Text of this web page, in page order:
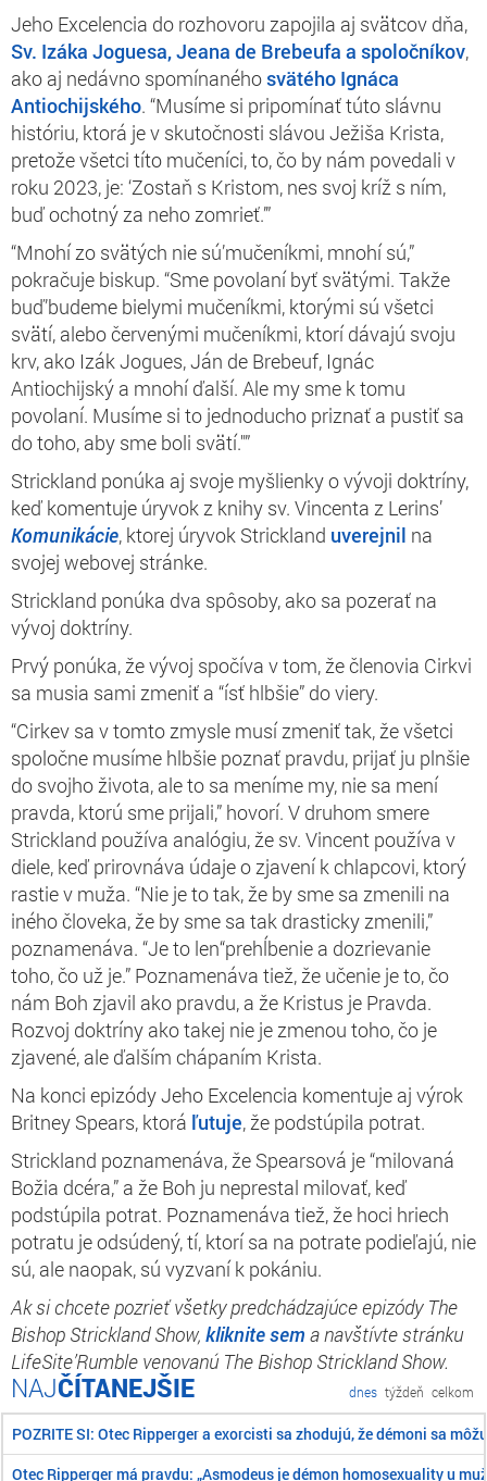
Jeho Excelencia do rozhovoru zapojila aj svätcov dňa,
Sv. Izáka Joguesa, Jeana de Brebeufa a spoločníkov,
ako aj nedávno spomínanéhosvätého Ignáca
Antiochijského. “Musíme si pripomínať túto slávnu
históriu, ktorá je v skutočnosti slávou Ježiša Krista,
pretože všetci títo mučeníci, to, čo by nám povedali v
roku 2023, je: ‘Zostaň s Kristom, nes svoj kríž s ním,
buď ochotný za neho zomrieť.’”
“Mnohí zo svätých nie sú’mučeníkmi, mnohí sú,”
pokračuje biskup. “Sme povolaní byť svätými. Takže
buď’budeme bielymi mučeníkmi, ktorými sú všetci
svätí, alebo červenými mučeníkmi, ktorí dávajú svoju
krv, ako Izák Jogues, Ján de Brebeuf, Ignác
Antiochijský a mnohí ďalší. Ale my sme k tomu
povolaní. Musíme si to jednoducho priznať a pustiť sa
do toho, aby sme boli svätí."”
Strickland ponúka aj svoje myšlienky o vývoji doktríny,
keď komentuje úryvok z knihy sv. Vincenta z Lerins’
Komunikácie, ktorej úryvok Strickland uverejnil na
svojej webovej stránke.
Strickland ponúka dva spôsoby, ako sa pozerať na
vývoj doktríny.
Prvý ponúka, že vývoj spočíva v tom, že členovia Cirkvi
sa musia sami zmeniť a “ísť hlbšie” do viery.
“Cirkev sa v tomto zmysle musí zmeniť tak, že všetci
spoločne musíme hlbšie poznať pravdu, prijať ju plnšie
do svojho života, ale to sa meníme my, nie sa mení
pravda, ktorú sme prijali,” hovorí. V druhom smere
Strickland používa analógiu, že sv. Vincent používa v
diele, keď prirovnáva údaje o zjavení k chlapcovi, ktorý
rastie v muža. “Nie je to tak, že by sme sa zmenili na
iného človeka, že by sme sa tak drasticky zmenili,”
poznamenáva. “Je to len“prehĺbenie a dozrievanie
toho, čo už je.” Poznamenáva tiež, že učenie je to, čo
nám Boh zjavil ako pravdu, a že Kristus je Pravda.
Rozvoj doktríny ako takej nie je zmenou toho, čo je
zjavené, ale ďalším chápaním Krista.
Na konci epizódy Jeho Excelencia komentuje aj výrok
Britney Spears, ktorá ľutuje, že podstúpila potrat.
Strickland poznamenáva, že Spearsová je “milovaná
Božia dcéra,” a že Boh ju neprestal milovať, keď
podstúpila potrat. Poznamenáva tiež, že hoci hriech
potratu je odsúdený, tí, ktorí sa na potrate podieľajú, nie
sú, ale naopak, sú vyzvaní k pokániu.
Ak si chcete pozrieť všetky predchádzajúce epizódy The
Bishop Strickland Show, kliknite sem a navštívte stránku
LifeSite’Rumble venovanú The Bishop Strickland Show.
ČÍTANEJŠIE dnes týždeň celkom
POZRITE SI: Otec Ripperger a exorcisti sa zhodujú, že démoni sa
Otec Ripperger má pravdu: „Asmodeus je démon homosexuality u